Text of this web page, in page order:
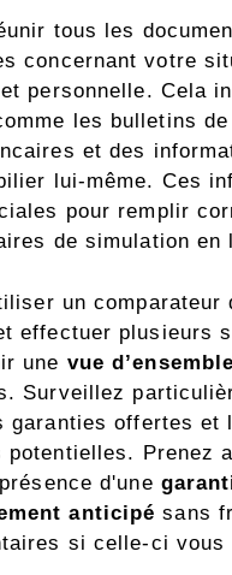
tous les
concernant votre
personnelle. Cela
les bulletins
et des
lui-même. Ces
pour remplir
de simulation en
un comparateur
effectuer plusieurs
une vue
Surveillez
garanties offertes et
potentielles. Prenez
d'une
anticipé sans
si celle-ci vous